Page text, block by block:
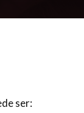
ser: